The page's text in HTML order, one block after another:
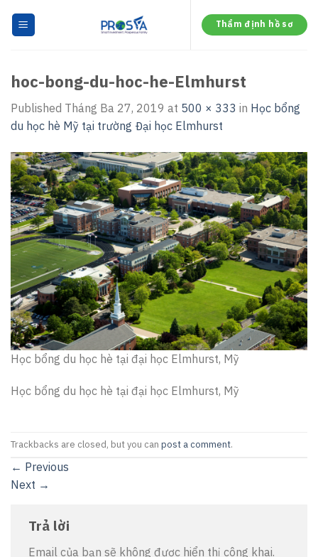
Thẩm định hồ sơ
hoc-bong-du-hoc-he-Elmhurst
Published Tháng Ba 27, 2019 at 500 × 333 in Học bổng
du học hè Mỹ tại trường Đại học Elmhurst
Học bổng du học hè tại đại học Elmhurst, Mỹ
Học bổng du học hè tại đại học Elmhurst, Mỹ
Trackbacks are closed, but you can post a comment.
← Previous
Next →
Trả lời
Email của bạn sẽ không được hiển thị công khai.